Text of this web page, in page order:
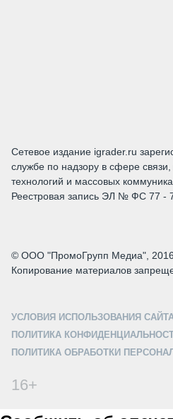
Сетевое издание igrader.ru
службе по надзору в сфере
технологий и массовых
Реестровая запись ЭЛ № ФС 77 -
© ООО "ПромоГрупп Медиа",
Копирование материалов
УСЛОВИЯ ИСПОЛЬЗОВАНИЯ
ПОЛИТИКА
ПОЛИТИКА ОБРАБОТКИ
16+